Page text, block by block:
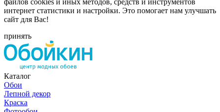
файлов cookies и иных методов, средств и инструментов
интернет статистики и настройки. Это помогает нам улучшать
сайт для Вас!
принять
Каталог
Обои
Лепной декор
Краска